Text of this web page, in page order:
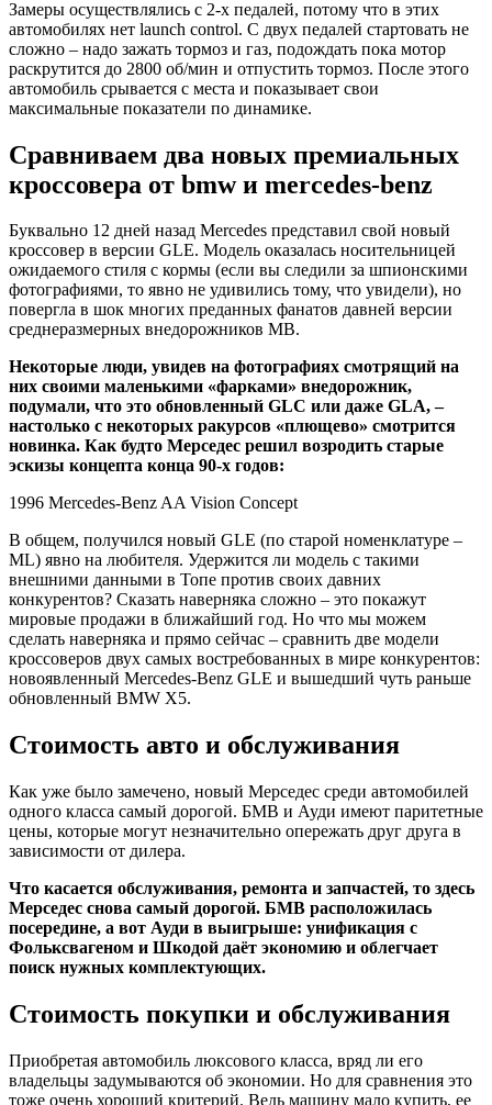
Замеры осуществлялись с 2-х педалей, потому что в этих
автомобилях нет launch control. С двух педалей стартовать не
сложно – надо зажать тормоз и газ, подождать пока мотор
раскрутится до 2800 об/мин и отпустить тормоз. После этого
автомобиль срывается с места и показывает свои
максимальные показатели по динамике.
Сравниваем два новых премиальных
кроссовера от bmw и mercedes-benz
Буквально 12 дней назад Mercedes представил свой новый
кроссовер в версии GLE. Модель оказалась носительницей
ожидаемого стиля с кормы (если вы следили за шпионскими
фотографиями, то явно не удивились тому, что увидели), но
повергла в шок многих преданных фанатов давней версии
среднеразмерных внедорожников MB.
Некоторые люди, увидев на фотографиях смотрящий на
них своими маленькими «фарками» внедорожник,
подумали, что это обновленный GLC или даже GLA, –
настолько с некоторых ракурсов «плющево» смотрится
новинка. Как будто Мерседес решил возродить старые
эскизы концепта конца 90-х годов:
1996 Mercedes-Benz AA Vision Concept
В общем, получился новый GLE (по старой номенклатуре –
ML) явно на любителя. Удержится ли модель с такими
внешними данными в Топе против своих давних
конкурентов? Сказать наверняка сложно – это покажут
мировые продажи в ближайший год. Но что мы можем
сделать наверняка и прямо сейчас – сравнить две модели
кроссоверов двух самых востребованных в мире конкурентов:
новоявленный Mercedes-Benz GLE и вышедший чуть раньше
обновленный BMW X5.
Стоимость авто и обслуживания
Как уже было замечено, новый Мерседес среди автомобилей
одного класса самый дорогой. БМВ и Ауди имеют паритетные
цены, которые могут незначительно опережать друг друга в
зависимости от дилера.
Что касается обслуживания, ремонта и запчастей, то здесь
Мерседес снова самый дорогой. БМВ расположилась
посередине, а вот Ауди в выигрыше: унификация с
Фольксвагеном и Шкодой даёт экономию и облегчает
поиск нужных комплектующих.
Стоимость покупки и обслуживания
Приобретая автомобиль люксового класса, вряд ли его
владельцы задумываются об экономии. Но для сравнения это
тоже очень хороший критерий. Ведь машину мало купить, ее